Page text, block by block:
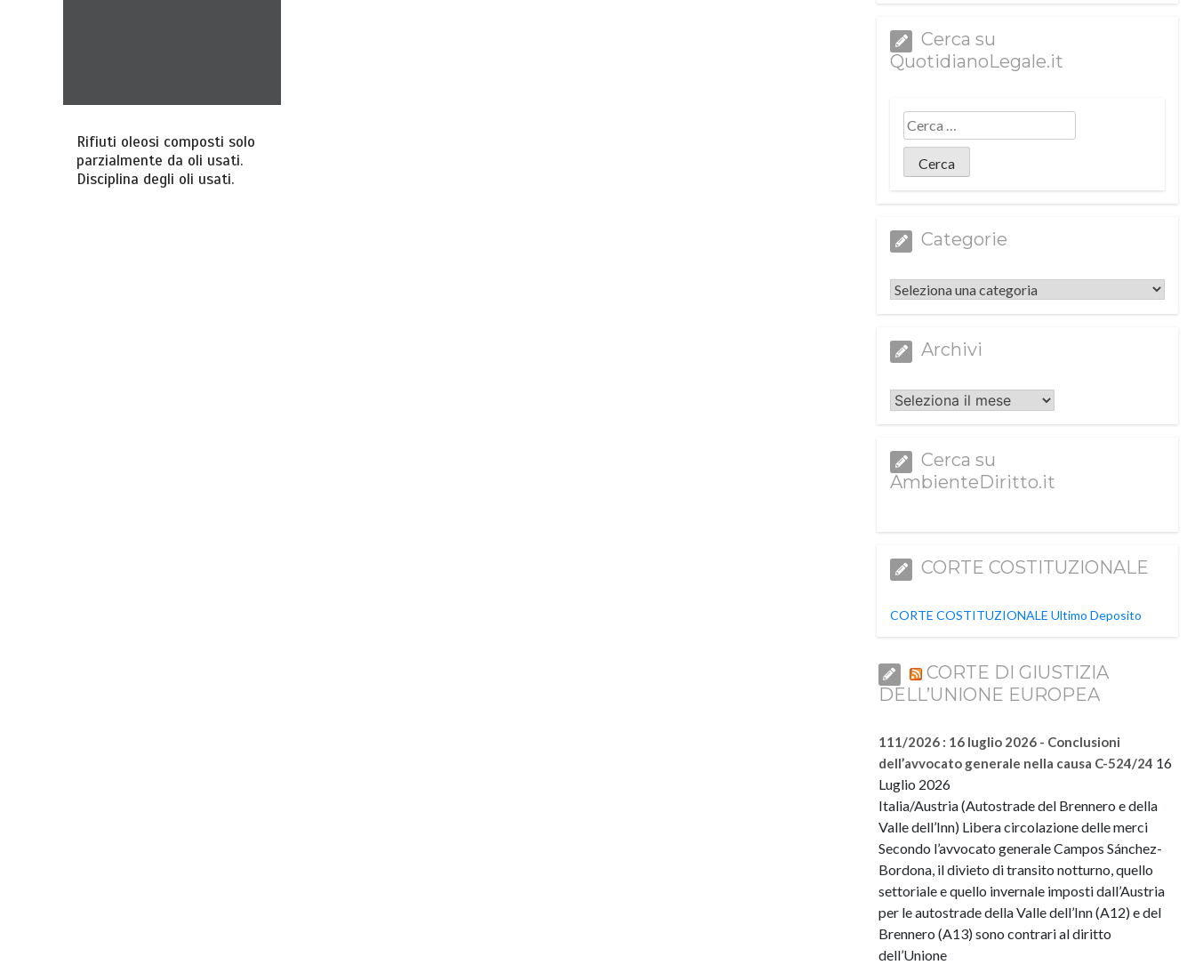
Rifiuti oleosi composti solo
parzialmente da oli usati.
Disciplina degli oli usati.
Cerca su
QuotidianoLegale.it
Categorie
Categorie
Archivi
Archivi
Cerca su
AmbienteDiritto.it
CORTE COSTITUZIONALE
CORTE COSTITUZIONALE Ultimo Deposito
CORTE DI GIUSTIZIA
DELL’UNIONE EUROPEA
111/2026 : 16 luglio 2026 - Conclusioni
dell’avvocato generale nella causa C-524/24 16
Luglio 2026
Italia/Austria (Autostrade del Brennero e della
Valle dell’Inn) Libera circolazione delle merci
Secondo l’avvocato generale Campos Sánchez-
Bordona, il divieto di transito notturno, quello
settoriale e quello invernale imposti dall’Austria
per le autostrade della Valle dell’Inn (A12) e del
Brennero (A13) sono contrari al diritto
dell’Unione